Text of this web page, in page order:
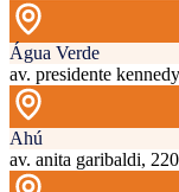
Água Verde
av. presidente
Ahú
av. anita garibaldi,